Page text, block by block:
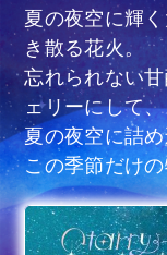
夏の夜空に輝
き散る花火。
忘れられない
ェリーにして、
夏の夜空に詰
この季節だけ